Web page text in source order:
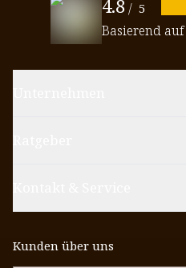
4.8 / 5
Basierend auf
Kunden über uns